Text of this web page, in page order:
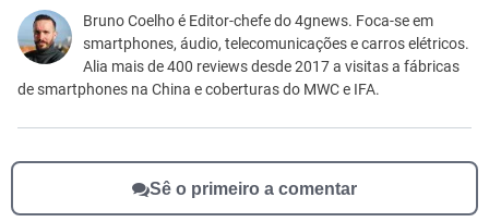
Este conteúdo não tem a informação que procuro
Outro
Bruno Coelho é Editor-chefe do 4gnews. Foca-se em
smartphones, áudio, telecomunicações e carros elétricos.
Alia mais de 400 reviews desde 2017 a visitas a fábricas
de smartphones na China e coberturas do MWC e IFA.
Sê o primeiro a comentar